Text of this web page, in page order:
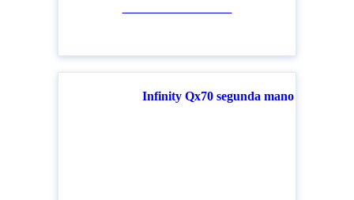
Infinity Qx70 segunda mano